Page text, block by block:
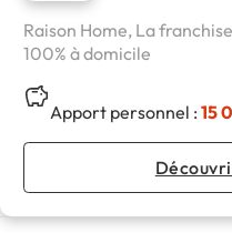
Raison Home, La
100% à domicile
Apport personnel :15